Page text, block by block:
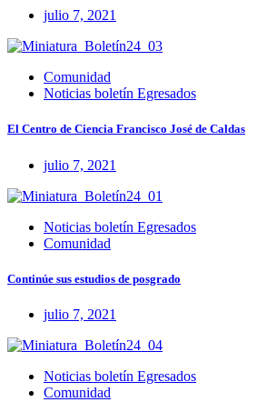
julio 7, 2021
Comunidad
Noticias boletín Egresados
El Centro de Ciencia Francisco José de Caldas
julio 7, 2021
Noticias boletín Egresados
Comunidad
Continúe sus estudios de posgrado
julio 7, 2021
Noticias boletín Egresados
Comunidad